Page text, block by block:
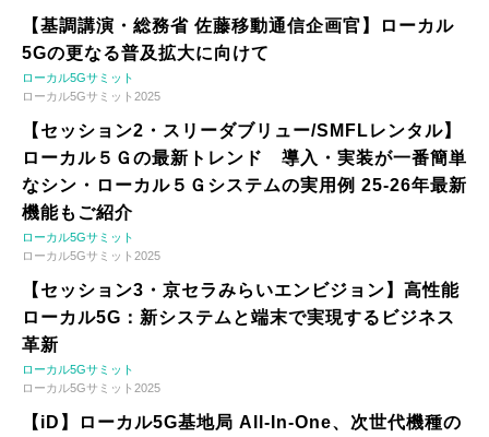
【基調講演・総務省 佐藤移動通信企画官】ローカル
5Gの更なる普及拡大に向けて
ローカル5Gサミット
ローカル5Gサミット2025
【セッション2・スリーダブリュー/SMFLレンタル】
ローカル５Ｇの最新トレンド 導入・実装が一番簡単
なシン・ローカル５Ｇシステムの実用例 25-26年最新
機能もご紹介
ローカル5Gサミット
ローカル5Gサミット2025
【セッション3・京セラみらいエンビジョン】高性能
ローカル5G：新システムと端末で実現するビジネス
革新
ローカル5Gサミット
ローカル5Gサミット2025
【iD】ローカル5G基地局 All-In-One、次世代機種の